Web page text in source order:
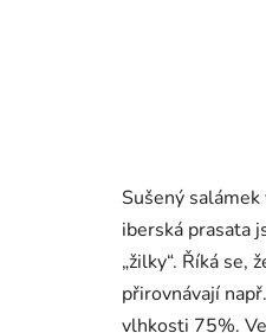
Sušený
iberská prasata
„žilky“. Říká se,
přirovnávají
vlhkosti 75%.